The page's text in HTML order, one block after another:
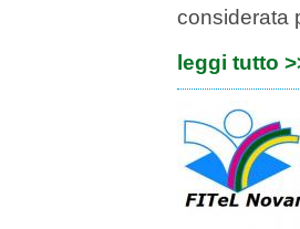
considerata
leggi tutto